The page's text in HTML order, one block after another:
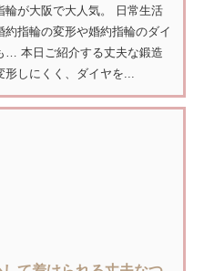
輪が大阪で大人気。 日常生活
指輪の変形や婚約指輪のダイ
… 本日ご紹介する丈夫な鍛造
形しにくく、ダイヤを...